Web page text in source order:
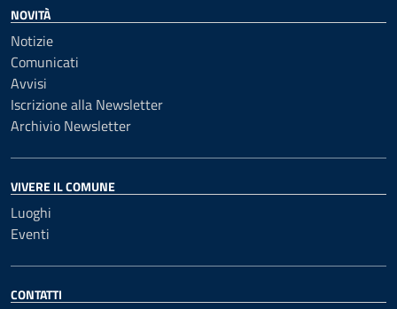
NOVITÀ
Notizie
Comunicati
Avvisi
Iscrizione alla Newsletter
Archivio Newsletter
VIVERE IL COMUNE
Luoghi
Eventi
CONTATTI